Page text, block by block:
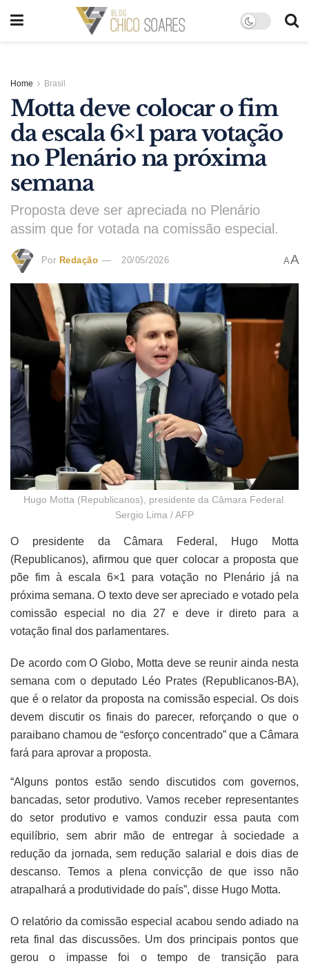
Home Brasil
Motta deve colocar o fim
da escala 6×1 para votação
no Plenário na próxima
semana
Proposta deve ser apreciada no Plenário
assim que for votada na comissão especial.
Por Redação 20/05/2026 AA
Hugo Motta (Republicanos), presidente da Câmara Federal.
Sergio Lima / AFP
O presidente da Câmara Federal, Hugo Motta
(Republicanos), afirmou que quer colocar a proposta que
põe fim à escala 6×1 para votação no Plenário já na
próxima semana. O texto deve ser apreciado e votado pela
comissão especial no dia 27 e deve ir direto para a
votação final dos parlamentares.
De acordo com O Globo, Motta deve se reunir ainda nesta
semana com o deputado Léo Prates (Republicanos-BA),
que é o relator da proposta na comissão especial. Os dois
devem discutir os finais do parecer, reforçando o que o
paraibano chamou de “esforço concentrado” que a Câmara
fará para aprovar a proposta.
“Alguns pontos estão sendo discutidos com governos,
bancadas, setor produtivo. Vamos receber representantes
do setor produtivo e vamos conduzir essa pauta com
equilíbrio, sem abrir mão de entregar à sociedade a
redução da jornada, sem redução salarial e dois dias de
descanso. Temos a plena convicção de que isso não
atrapalhará a produtividade do país”, disse Hugo Motta.
O relatório da comissão especial acabou sendo adiado na
reta final das discussões. Um dos principais pontos que
gerou o impasse foi o tempo de transição para